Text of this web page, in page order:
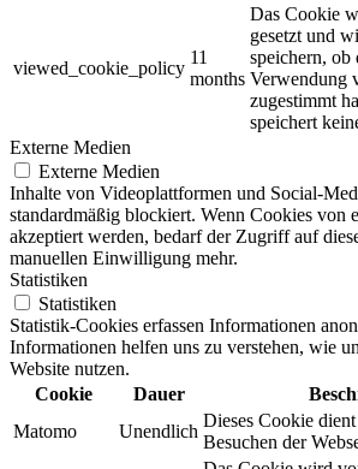
viewed_cookie_policy
11
months
Das Cookie
gesetzt und
speichern, ob
Verwendung
zugestimmt
speichert
Externe Medien
Externe Medien
Inhalte von Videoplattformen und Social-
standardmäßig blockiert. Wenn Cookies von
akzeptiert werden, bedarf der Zugriff auf
manuellen Einwilligung mehr.
Statistiken
Statistiken
Statistik-Cookies erfassen Informationen
Informationen helfen uns zu verstehen, wie
Website nutzen.
Cookie
Dauer
Matomo
Unendlich
Dieses Cookie
Besuchen der